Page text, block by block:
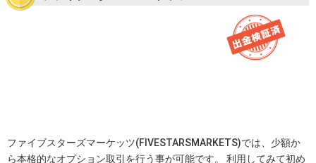
ファイブスターズマーケッツ(FIVESTARSMARKETS)では、少額か
ら本格的なオプション取引を行う事が可能です。 利用してみて初め